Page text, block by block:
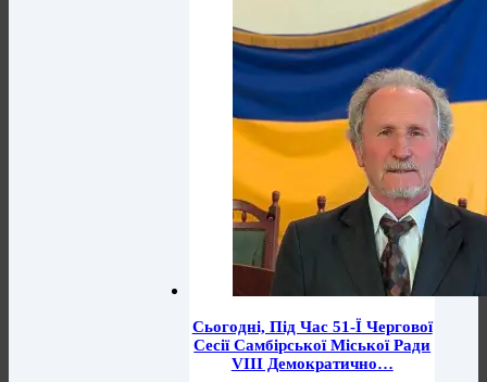
Сьогодні, Під Час 51-Ї Чергової
Сесії Самбірської Міської Ради
VIII Демократично…